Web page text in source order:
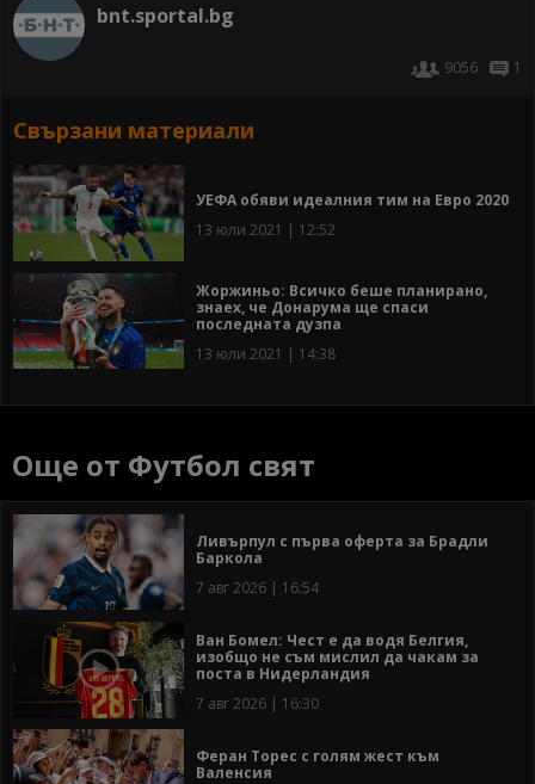
bnt.sportal.bg
9056 1
Свързани материали
УЕФА обяви идеалния тим на Евро 2020
13 юли 2021 | 12:52
Жоржиньо: Всичко беше планирано,
знаех, че Донарума ще спаси
последната дузпа
13 юли 2021 | 14:38
Още от Футбол свят
Ливърпул с първа оферта за Брадли
Баркола
7 авг 2026 | 16:54
Ван Бомел: Чест е да водя Белгия,
изобщо не съм мислил да чакам за
поста в Нидерландия
7 авг 2026 | 16:30
Феран Торес с голям жест към
Валенсия